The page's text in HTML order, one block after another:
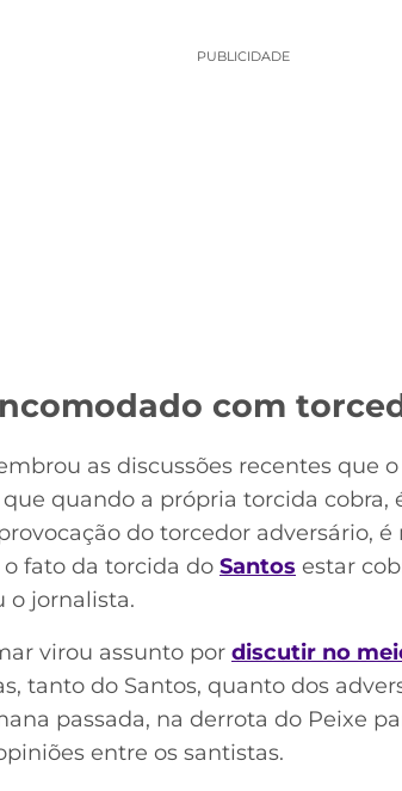
PUBLICIDADE
com
as discussões recentes que
quando a própria torcida cobra,
do torcedor adversário, é
fato da torcida do Santos estar
o jornalista.
virou assunto por discutir no
tanto do Santos, quanto dos
passada, na derrota do Peixe
entre os santistas.